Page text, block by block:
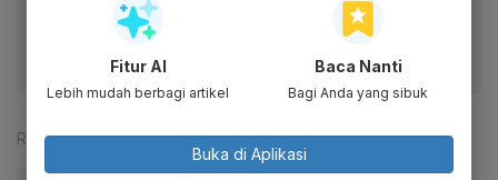
fitur menarik lainnya lewat aplikasi mobile Katadata.
Reporter: Antara
Fitur AI
Lebih mudah berbagi artikel
Baca Nanti
Bagi Anda yang sibuk
Buka di Aplikasi